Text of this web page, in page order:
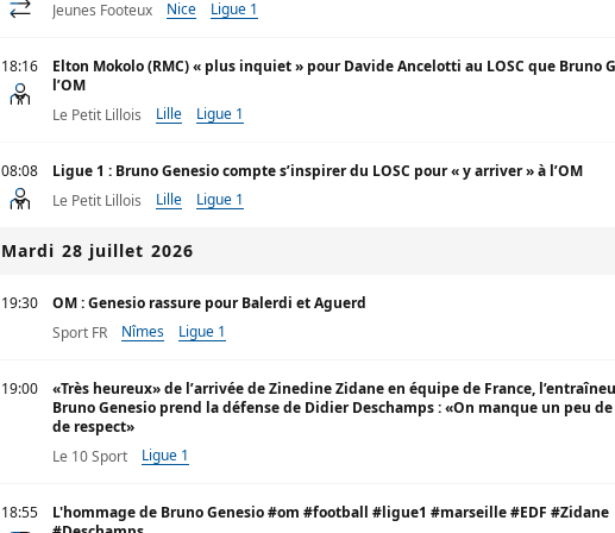
Jeunes Footeux
Nice Ligue 1
18:16
Elton Mokolo (RMC) « plus inquiet » pour Davide Ancelotti au LOSC que Bruno
l’OM
Le Petit Lillois
Lille Ligue 1
08:08
Ligue 1 : Bruno Genesio compte s’inspirer du LOSC pour « y arriver » à l’OM
Le Petit Lillois
Lille Ligue 1
Mardi 28 juillet 2026
19:30
OM : Genesio rassure pour Balerdi et Aguerd
Sport FR
Nîmes Ligue 1
19:00
«Très heureux» de l’arrivée de Zinedine Zidane en équipe de France,
Bruno Genesio prend la défense de Didier Deschamps : «On manque un peu
de respect»
Le 10 Sport
Ligue 1
18:55
L'hommage de Bruno Genesio #om #football #ligue1 #marseille #EDF #Zidane